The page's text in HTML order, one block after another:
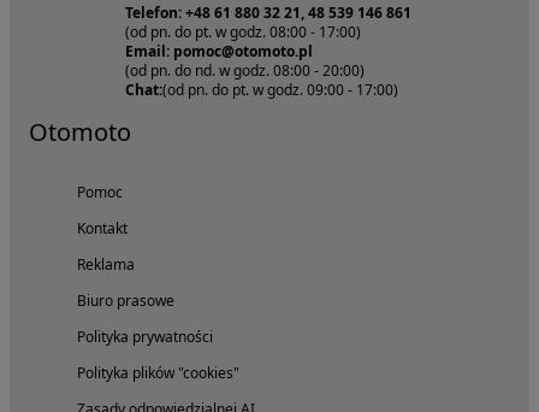
Telefon: +48 61 880 32 21, 48 539 146 861
(od pn. do pt. w godz. 08:00 - 17:00)
Email: pomoc@otomoto.pl
(od pn. do nd. w godz. 08:00 - 20:00)
Chat:(od pn. do pt. w godz. 09:00 - 17:00)
Otomoto
Pomoc
Kontakt
Reklama
Biuro prasowe
Polityka prywatności
Polityka plików "cookies"